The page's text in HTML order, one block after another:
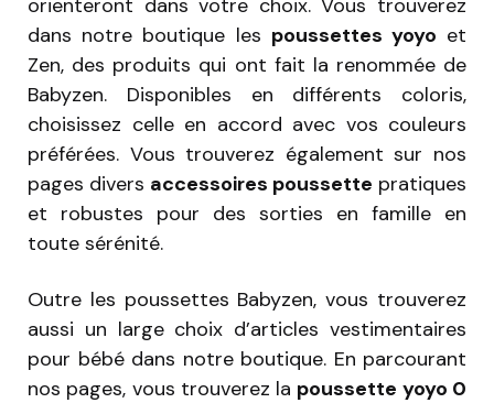
dans notre boutique les poussettes yoyo et
Zen, des produits qui ont fait la renommée de
Babyzen. Disponibles en différents coloris,
choisissez celle en accord avec vos couleurs
préférées. Vous trouverez également sur nos
pages divers accessoires poussette pratiques
et robustes pour des sorties en famille en
toute sérénité.
Outre les poussettes Babyzen, vous trouverez
aussi un large choix d’articles vestimentaires
pour bébé dans notre boutique. En parcourant
nos pages, vous trouverez la poussette yoyo 0